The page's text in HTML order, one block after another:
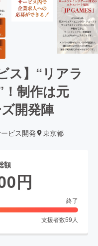
ス】“リアラ
制作は元
開発陣
ビス開発 東京都
額
円
終了
支援者数59 人